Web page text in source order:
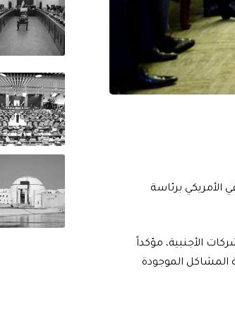
الأمريكي برئاسة
الأجنبية، مؤكداً
المشاكل الموجودة